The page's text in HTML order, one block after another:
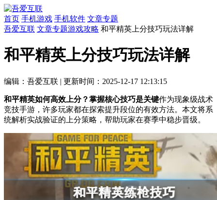
首页 手机游戏 手机软件 文章专题
吾爱互联 文章专题游戏攻略 和平精英上分技巧玩法详解
和平精英上分技巧玩法详解
编辑：吾爱互联 | 更新时间：2025-12-17 12:13:15
和平精英如何高效上分？掌握核心技巧是关键作为现象级战术
竞技手游，许多玩家都在探索提升段位的有效方法。本文将系
统解析实战验证的上分策略，帮助玩家在赛季中稳步晋级。